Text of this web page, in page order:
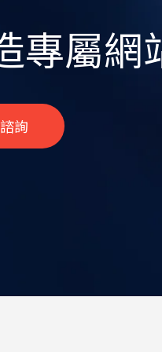
專屬網
詢